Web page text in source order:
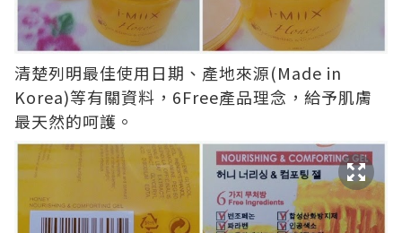
清楚列明最佳使用日期、產地來源(Made in
Korea)等有關資料，6Free產品理念，給予肌膚
最天然的呵護。